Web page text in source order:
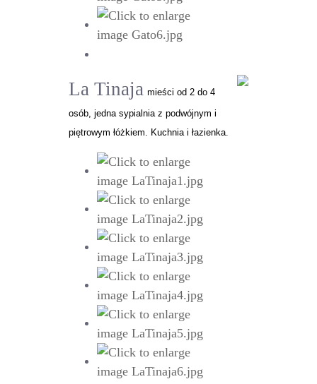
La Tinaja mieści od 2 do 4
osób, jedna sypialnia z podwójnym i
piętrowym łóżkiem. Kuchnia i łazienka.